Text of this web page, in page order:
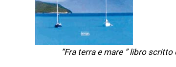
”Fra terra e mare ” libro